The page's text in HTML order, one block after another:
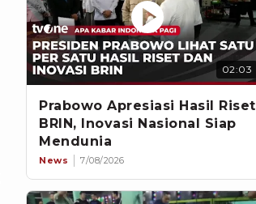
02:03
Prabowo Apresiasi Hasil Riset
BRIN, Inovasi Nasional Siap
Mendunia
News 7/08/2026